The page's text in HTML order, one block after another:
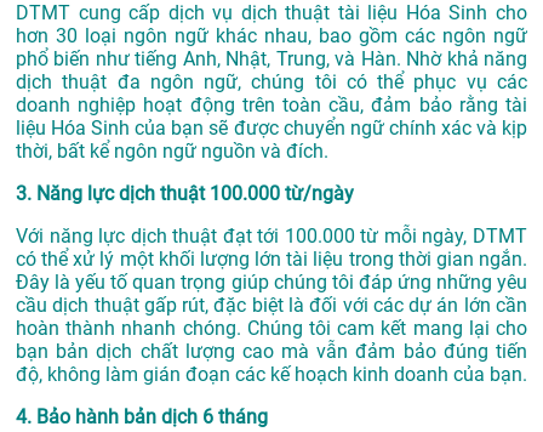
DTMT cung cấp dịch vụ dịch thuật tài liệu Hóa Sinh cho
hơn 30 loại ngôn ngữ khác nhau, bao gồm các ngôn ngữ
phổ biến như tiếng Anh, Nhật, Trung, và Hàn. Nhờ khả năng
dịch thuật đa ngôn ngữ, chúng tôi có thể phục vụ các
doanh nghiệp hoạt động trên toàn cầu, đảm bảo rằng tài
liệu Hóa Sinh của bạn sẽ được chuyển ngữ chính xác và kịp
thời, bất kể ngôn ngữ nguồn và đích.
3. Năng lực dịch thuật 100.000 từ/ngày
Với năng lực dịch thuật đạt tới 100.000 từ mỗi ngày, DTMT
có thể xử lý một khối lượng lớn tài liệu trong thời gian ngắn.
Đây là yếu tố quan trọng giúp chúng tôi đáp ứng những yêu
cầu dịch thuật gấp rút, đặc biệt là đối với các dự án lớn cần
hoàn thành nhanh chóng. Chúng tôi cam kết mang lại cho
bạn bản dịch chất lượng cao mà vẫn đảm bảo đúng tiến
độ, không làm gián đoạn các kế hoạch kinh doanh của bạn.
4. Bảo hành bản dịch 6 tháng